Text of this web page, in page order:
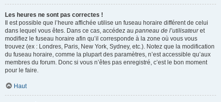
Les heures ne sont pas correctes !
Il est possible que l’heure affichée utilise un fuseau horaire différent de celui
dans lequel vous êtes. Dans ce cas, accédez au panneau de l’utilisateuret
modifiez le fuseau horaire afin qu’il corresponde à la zone où vous vous
trouvez (ex : Londres, Paris, New York, Sydney, etc.). Notez que la modification
du fuseau horaire, comme la plupart des paramètres, n’est accessible qu’aux
membres du forum. Donc si vous n’êtes pas enregistré, c’est le bon moment
pour le faire.
Haut